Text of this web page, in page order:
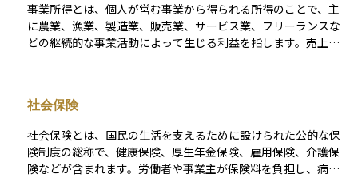
事業所得とは、個人が営む事業から得られる所得のことで、主
に農業、漁業、製造業、販売業、サービス業、フリーランスな
どの継続的な事業活動によって生じる利益を指します。売上か
った制度を活用することで、税金の計算上有利になる場合があ
ります。 特に青色申告では、複式簿記による記帳や帳簿の保存
を条件に、青色申告特別控除や赤字の繰越控除などの優遇が受
けられるため、税務上のメリットが大きいといえます。
社会保険
社会保険とは、国民の生活を支えるために設けられた公的な保
険制度の総称で、健康保険、厚生年金保険、雇用保険、介護保
険などが含まれます。労働者や事業主が保険料を負担し、病気